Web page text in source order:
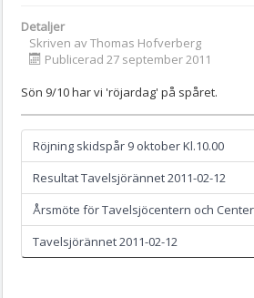
Detaljer
Skriven avThomas Hofverberg
Publicerad 27 september 2011
Sön 9/10 har vi 'röjardag' på spåret.
Röjning skidspår 9 oktober Kl.10.00
Resultat Tavelsjörännet 2011-02-12
Årsmöte för Tavelsjöcentern och
Tavelsjörännet 2011-02-12